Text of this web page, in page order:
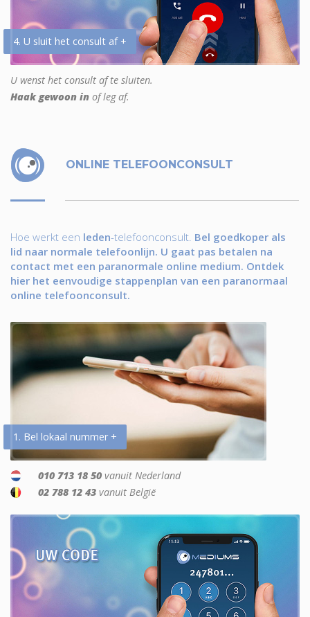
4. U sluit het consult af +
U wenst het consult af te sluiten.
Haak gewoon in of leg af.
ONLINE TELEFOONCONSULT
Hoe werkt een leden-telefoonconsult. Bel goedkoper als
lid naar normale telefoonlijn. U gaat pas betalen na
contact met een paranormale online medium. Ontdek
hier het eenvoudige stappenplan van een paranormaal
online telefoonconsult.
1. Bel lokaal nummer +
010 713 18 50 vanuit Nederland
02 788 12 43 vanuit België